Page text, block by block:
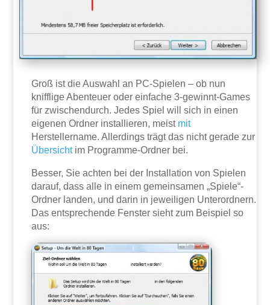
Groß ist die Auswahl an PC-Spielen – ob nun
knifflige Abenteuer oder einfache 3-gewinnt-Games
für zwischendurch. Jedes Spiel will sich in einen
eigenen Ordner installieren, meist mit
Herstellername. Allerdings trägt das nicht gerade zur
Übersichtim Programme-Ordner bei.
Besser, Sie achten bei der Installation von Spielen
darauf, dass alle in einem gemeinsamen „Spiele“-
Ordner landen, und darin in jeweiligen Unterordnern.
Das entsprechende Fenster sieht zum Beispiel so
aus: